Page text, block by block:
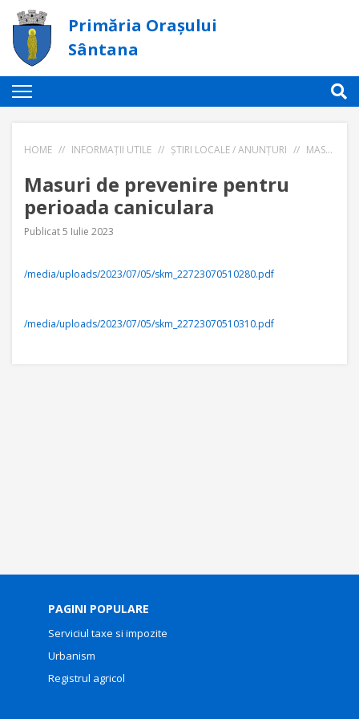
Primăria Orașului
Sântana
HOME // INFORMAȚII UTILE // ȘTIRI LOCALE / ANUNȚURI // MASURI DE PREVENIRE PENTRU PERIOADA CANICULARA
Masuri de prevenire pentru
perioada caniculara
Publicat 5 Iulie 2023
/media/uploads/2023/07/05/skm_22723070510280.pdf
/media/uploads/2023/07/05/skm_22723070510310.pdf
PAGINI POPULARE
Serviciul taxe si impozite
Urbanism
Registrul agricol